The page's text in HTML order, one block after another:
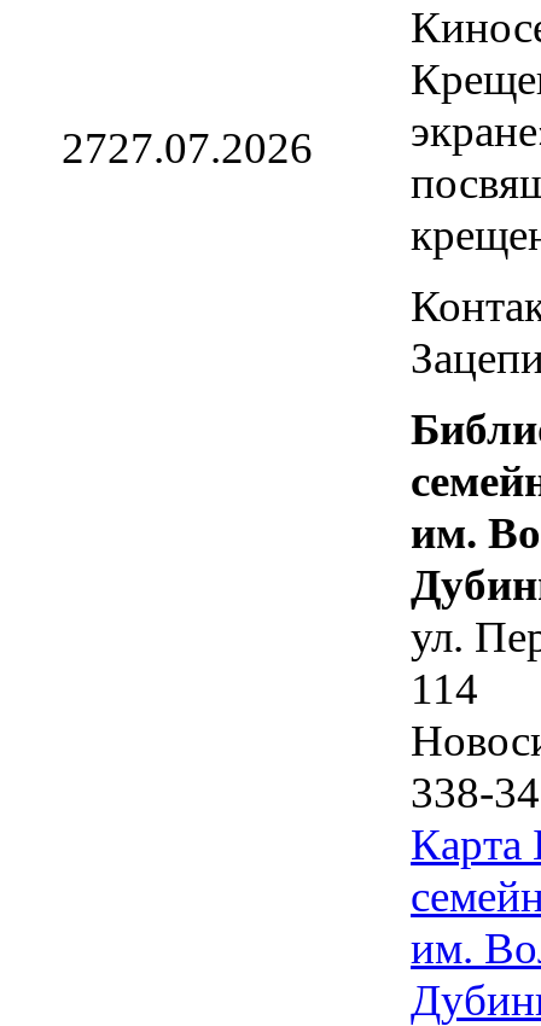
2727.07.2026
им.
ул.
114
338-
Карта
им.